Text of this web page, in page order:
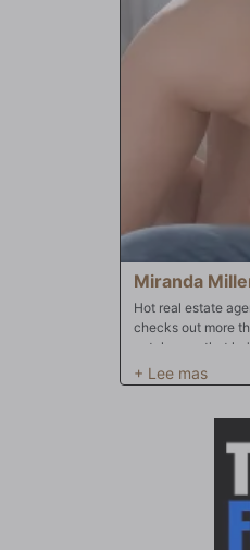
stretches her
a huge dildo and
bitch and takes a
Miranda
Hot real estate
checks out more
catches on that
takes off her shirt
her ass!